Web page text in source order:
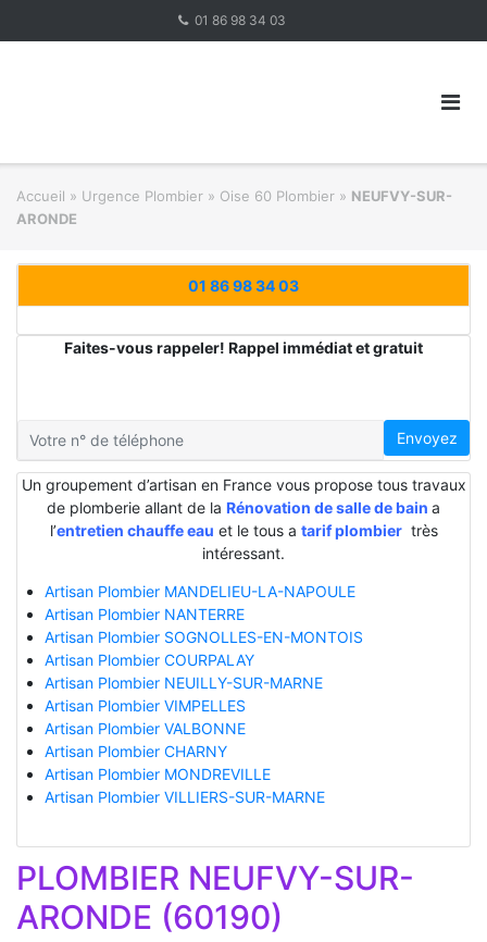
01 86 98 34 03
Accueil » Urgence Plombier » Oise 60 Plombier » NEUFVY-SUR-
ARONDE
01 86 98 34 03
Faites-vous rappeler! Rappel immédiat et gratuit
Envoyez
Un groupement d’artisan en France vous propose tous travaux
de plomberie allant de la Rénovation de salle de bain a
l’entretien chauffe eau et le tous a tarif plombiertrès
intéressant.
Artisan Plombier MANDELIEU-LA-NAPOULE
Artisan Plombier NANTERRE
Artisan Plombier SOGNOLLES-EN-MONTOIS
Artisan Plombier COURPALAY
Artisan Plombier NEUILLY-SUR-MARNE
Artisan Plombier VIMPELLES
Artisan Plombier VALBONNE
Artisan Plombier CHARNY
Artisan Plombier MONDREVILLE
Artisan Plombier VILLIERS-SUR-MARNE
PLOMBIER NEUFVY-SUR-
ARONDE (60190)